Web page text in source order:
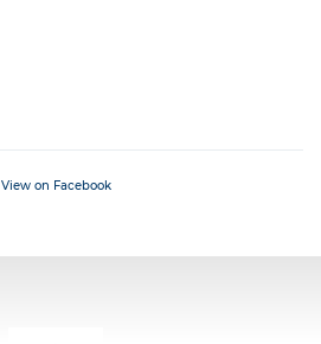
View on Facebook